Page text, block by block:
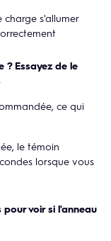
s'allumer
? Essayez de le
ce qui
le témoin
lorsque vous
voir si l'anneau